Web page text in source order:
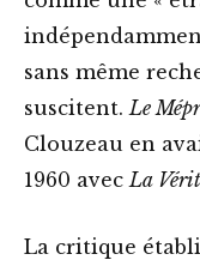
sans même
suscitent. Le
Clouzeau en
1960 avec La
La critique